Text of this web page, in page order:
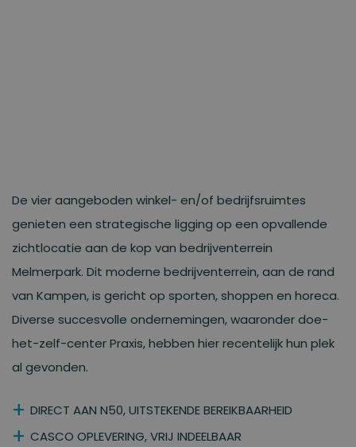
De vier aangeboden winkel- en/of bedrijfsruimtes
genieten een strategische ligging op een opvallende
zichtlocatie aan de kop van bedrijventerrein
Melmerpark. Dit moderne bedrijventerrein, aan de rand
van Kampen, is gericht op sporten, shoppen en horeca.
Diverse succesvolle ondernemingen, waaronder doe-
het-zelf-center Praxis, hebben hier recentelijk hun plek
al gevonden.
DIRECT AAN N50, UITSTEKENDE BEREIKBAARHEID
CASCO OPLEVERING, VRIJ INDEELBAAR